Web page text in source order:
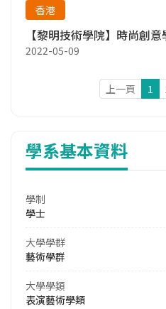
香港
【黎明技術學院】時尚創
2022-05-09
上一頁 1
學系基本資料
學制
學士
大學學群
藝術學群
大學學類
表演藝術學類